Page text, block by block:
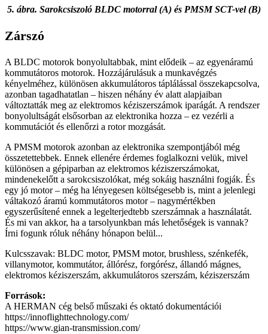
5. ábra. Sarokcsiszoló BLDC motorral (A) és PMSM SCT-vel (B)
Zárszó
A BLDC motorok bonyolultabbak, mint elődeik – az egyenáramú
kommutátoros motorok. Hozzájárulásuk a munkavégzés
kényelméhez, különösen akkumulátoros táplálással összekapcsolva,
azonban tagadhatatlan – hiszen néhány év alatt alapjaiban
változtatták meg az elektromos kéziszerszámok iparágát. A rendszer
bonyolultságát elsősorban az elektronika hozza – ez vezérli a
kommutációt és ellenőrzi a rotor mozgását.
A PMSM motorok azonban az elektronika szempontjából még
összetettebbek. Ennek ellenére érdemes foglalkozni velük, mivel
különösen a gépiparban az elektromos kéziszerszámokat,
mindenekelőtt a sarokcsiszolókat, még sokáig használni fogják. És
egy jó motor – még ha lényegesen költségesebb is, mint a jelenlegi
váltakozó áramú kommutátoros motor – nagymértékben
egyszerűsítené ennek a legelterjedtebb szerszámnak a használatát.
És mi van akkor, ha a tarsolyunkban más lehetőségek is vannak?
Írni fogunk róluk néhány hónapon belül...
Kulcsszavak: BLDC motor, PMSM motor, brushless, szénkefék,
villanymotor, kommutátor, állórész, forgórész, állandó mágnes,
elektromos kéziszerszám, akkumulátoros szerszám, kéziszerszám
Források:
A HERMAN cég belső műszaki és oktató dokumentációi
https://innoflighttechnology.com/
https://www.gian-transmission.com/